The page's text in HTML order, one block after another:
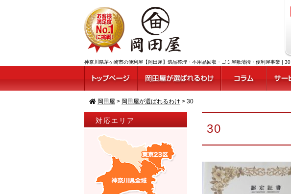
神奈川県茅ヶ崎市の便利屋【岡田屋】遺品整理・不用品回収・ゴミ屋敷清掃・便利屋事業 | 30
岡田屋 > 岡田屋が選ばれるわけ > 30
30
対応エリア